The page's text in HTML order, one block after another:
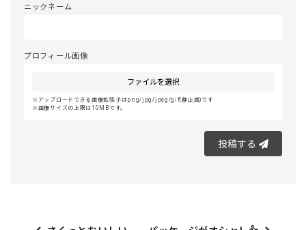
ニックネーム
プロフィール画像
ファイルを選択
アップロードできる画像拡張子はpng/jpg/jpeg/gif(静止画)です
画像サイズの上限は10MBです。
投稿する